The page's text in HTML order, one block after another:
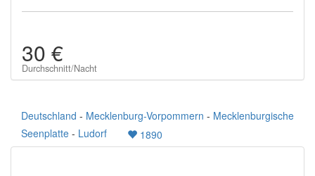
30 €
Durchschnitt/Nacht
Deutschland - Mecklenburg-Vorpommern - Mecklenburgische
Seenplatte - Ludorf 1890